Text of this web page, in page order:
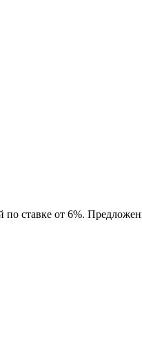
ставке от 6%.